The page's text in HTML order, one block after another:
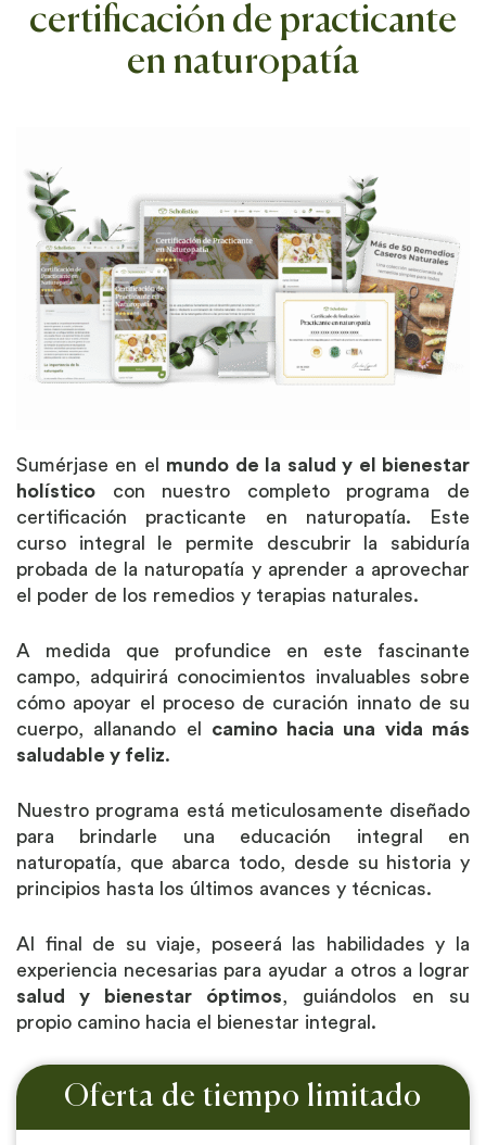
certificación de practicante
en naturopatía
Sumérjase en el mundo de la salud y el bienestar
holístico con nuestro completo programa de
certificación practicante en naturopatía. Este
curso integral le permite descubrir la sabiduría
probada de la naturopatía y aprender a aprovechar
el poder de los remedios y terapias naturales.
A medida que profundice en este fascinante
campo, adquirirá conocimientos invaluables sobre
cómo apoyar el proceso de curación innato de su
cuerpo, allanando el camino hacia una vida más
saludable y feliz.
Nuestro programa está meticulosamente diseñado
para brindarle una educación integral en
naturopatía, que abarca todo, desde su historia y
principios hasta los últimos avances y técnicas.
Al final de su viaje, poseerá las habilidades y la
experiencia necesarias para ayudar a otros a lograr
salud y bienestar óptimos , guiándolos en su
propio camino hacia el bienestar integral.
Oferta de tiempo limitado